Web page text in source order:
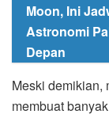
Moon, Ini
Astronomi
Depan
Meski demikian,
membuat